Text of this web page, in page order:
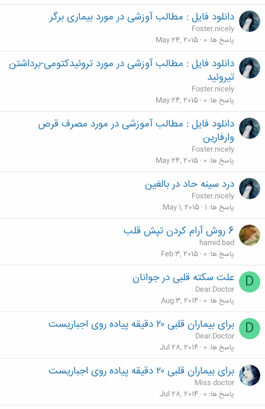
دانلود فایل : مطالب آوزشی در مورد بیماری برگر
Foster.nicely
پاسخ ها 0
May 24, 2015
دانلود فایل : مطالب آوزشی در مورد تروئیدکتومی-برداشتن
تیروئید
Foster.nicely
پاسخ ها 0
May 24, 2015
دانلود فایل : مطالب آموزشی در مورد مصرف قرص
وارفارین
Foster.nicely
پاسخ ها 0
May 24, 2015
درد سینه حاد در بالغین
Foster.nicely
پاسخ ها 1
May 1, 2015
6 روش آرام کردن تپش قلب
hamid.bad
پاسخ ها 0
Feb 3, 2015
D علت سکته قلبی در جوانان
Dear.Doctor
پاسخ ها 0
Aug 3, 2014
D برای بیماران قلبی ۲۰ دقیقه پیاده روی اجباریست
Dear.Doctor
پاسخ ها 0
Jul 28, 2014
برای بیماران قلبی ۲۰ دقیقه پیاده روی اجباریست
Miss doctor
پاسخ ها 0
Jul 28, 2014